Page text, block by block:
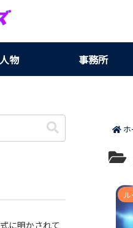
人物 事務所
に明かされて